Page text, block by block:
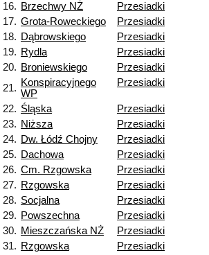
16. Brzechwy NŻ
Przesiadki
17. Grota-Roweckiego
Przesiadki
18. Dąbrowskiego
Przesiadki
19. Rydla
Przesiadki
20. Broniewskiego
Przesiadki
21. Konspiracyjnego
WP
Przesiadki
22. Śląska
Przesiadki
23. Niższa
Przesiadki
24. Dw. Łódź Chojny
Przesiadki
25. Dachowa
Przesiadki
26. Cm. Rzgowska
Przesiadki
27. Rzgowska
Przesiadki
28. Socjalna
Przesiadki
29. Powszechna
Przesiadki
30. Mieszczańska NŻ
Przesiadki
31. Rzgowska
Przesiadki